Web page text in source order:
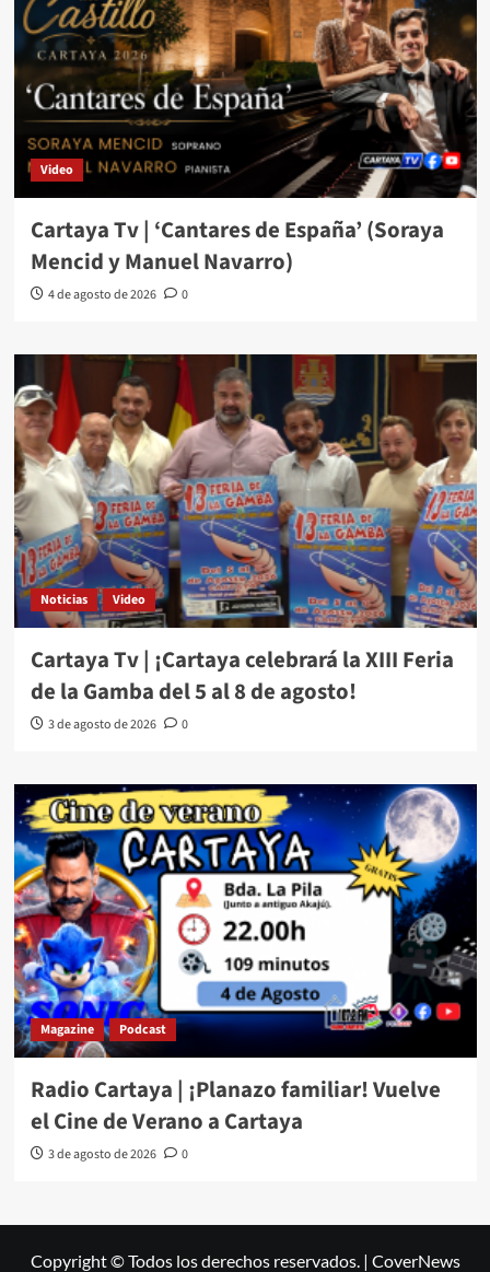
Video
Cartaya Tv | ‘Cantares de España’ (Soraya
Mencid y Manuel Navarro)
4 de agosto de 2026 0
Noticias Video
Cartaya Tv | ¡Cartaya celebrará la XIII Feria
de la Gamba del 5 al 8 de agosto!
3 de agosto de 2026 0
Magazine Podcast
Radio Cartaya | ¡Planazo familiar! Vuelve
el Cine de Verano a Cartaya
3 de agosto de 2026 0
Copyright © Todos los derechos reservados. | CoverNews